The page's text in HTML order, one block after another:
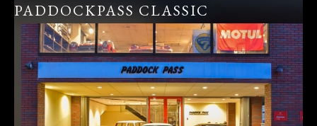
PADDOCKPASS CLASSIC